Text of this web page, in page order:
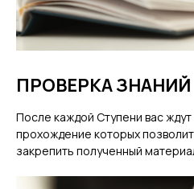
ПРОВЕРКА ЗНАНИЙ
После каждой Ступени вас ждут
прохождение которых
закрепить полученный